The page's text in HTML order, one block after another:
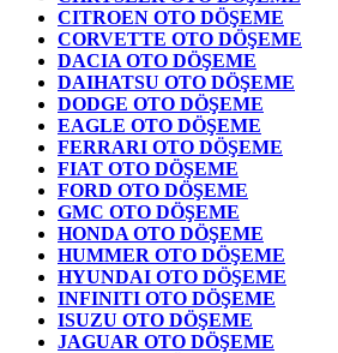
CITROEN OTO DÖŞEME
CORVETTE OTO DÖŞEME
DACIA OTO DÖŞEME
DAIHATSU OTO DÖŞEME
DODGE OTO DÖŞEME
EAGLE OTO DÖŞEME
FERRARI OTO DÖŞEME
FIAT OTO DÖŞEME
FORD OTO DÖŞEME
GMC OTO DÖŞEME
HONDA OTO DÖŞEME
HUMMER OTO DÖŞEME
HYUNDAI OTO DÖŞEME
INFINITI OTO DÖŞEME
ISUZU OTO DÖŞEME
JAGUAR OTO DÖŞEME